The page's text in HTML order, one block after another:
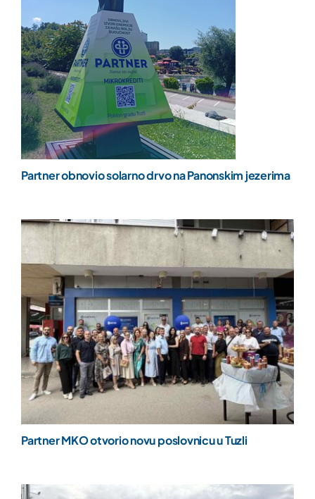
Partner obnovio solarno drvo na Panonskim jezerima
Partner MKO otvorio novu poslovnicu u Tuzli